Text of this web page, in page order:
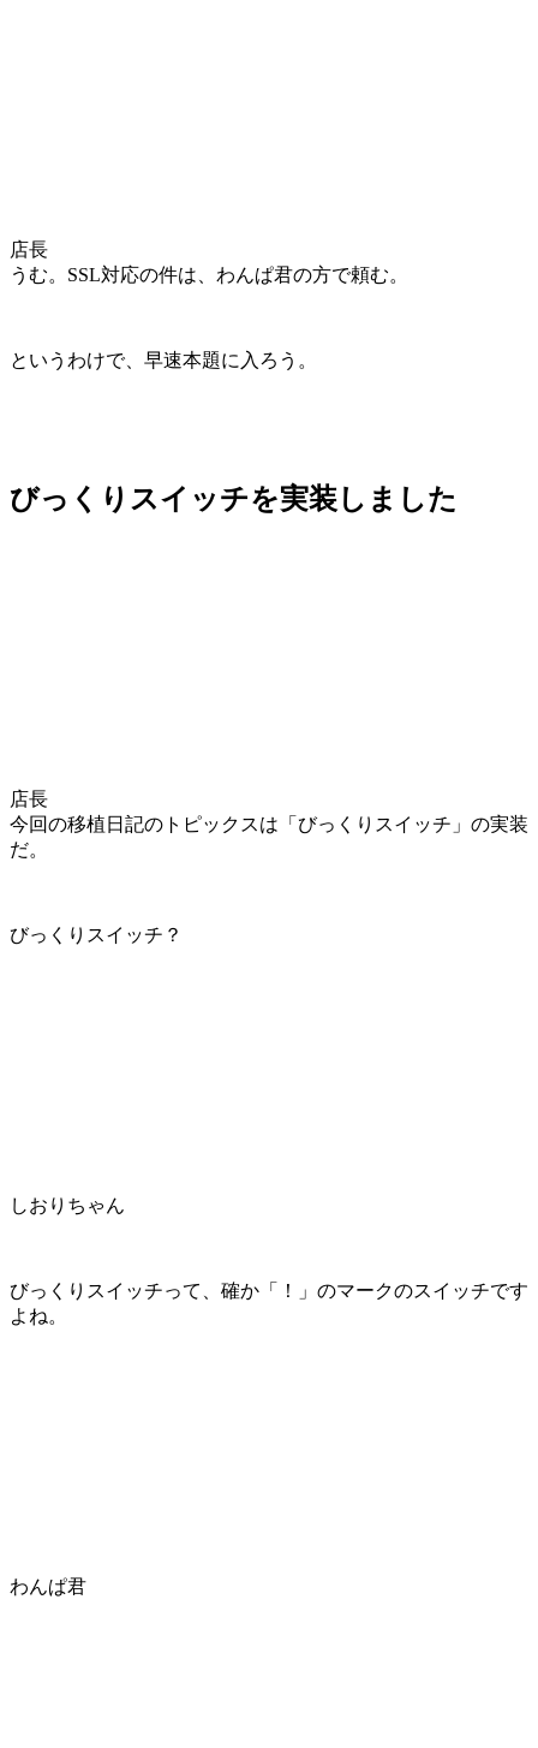
店長
うむ。SSL対応の件は、わんぱ君の方で頼む。
というわけで、早速本題に入ろう。
びっくりスイッチを実装しました
店長
今回の移植日記のトピックスは 「びっくりスイッチ」 の実装
だ。
びっくりスイッチ？
しおりちゃん
びっくりスイッチって、確か「！」のマークのスイッチです
よね。
わんぱ君